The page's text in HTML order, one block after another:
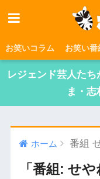
お笑いコラム お笑い
レジェンド芸人た
ま・志
ホーム 番組
「番組: せ